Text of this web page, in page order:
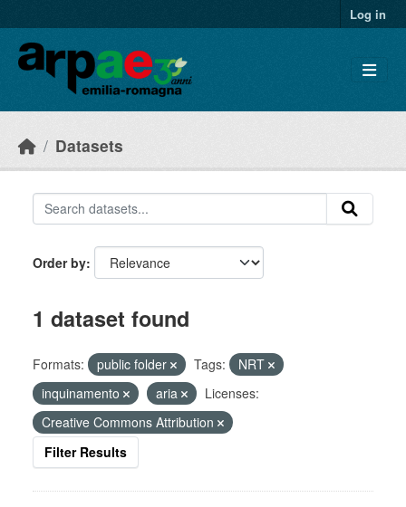
Log in
Datasets
Order by
1 dataset found
Formats: public folder Tags:
NRT
inquinamento
aria
Licenses:
Creative Commons Attribution
Filter Results